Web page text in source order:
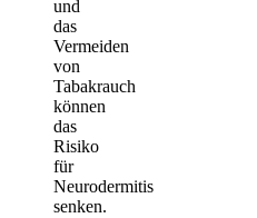
und
das
Vermeiden
von
Tabakrauch
können
das
Risiko
für
Neurodermitis
senken.